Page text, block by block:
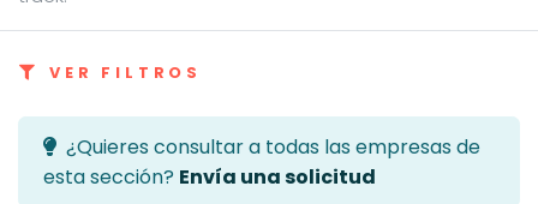
VER FILTROS
¿Quieres consultar a todas las empresas de
esta sección? Envía una solicitud